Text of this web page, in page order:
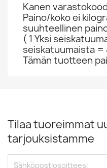
Kanen
Paino/koko ei
suuhteellinen
( 1 Yksi
seiskatuumaista =
Tämän tuotteen
Tilaa tuoreimmat
tarjouksistamme